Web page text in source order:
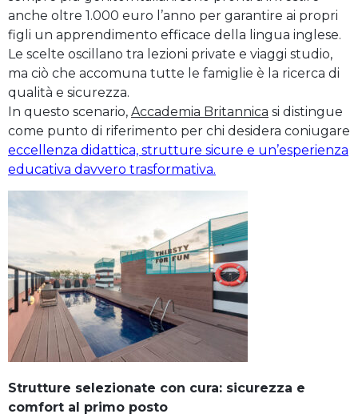
anche oltre 1.000 euro l’anno per garantire ai propri
figli un apprendimento efficace della lingua inglese.
Le scelte oscillano tra lezioni private e viaggi studio,
ma ciò che accomuna tutte le famiglie è la ricerca di
qualità e sicurezza.
In questo scenario, Accademia Britannica si distingue
come punto di riferimento per chi desidera coniugare
eccellenza didattica, strutture sicure e un’esperienza
educativa davvero trasformativa.
Strutture selezionate con cura: sicurezza e
comfort al primo posto